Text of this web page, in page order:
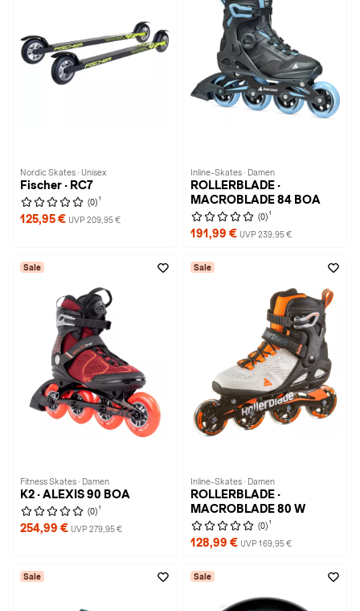
Nordic Skates · Unisex
Fischer · RC7
(0) 1
125,95 € UVP 209,95 €
Inline-Skates · Damen
ROLLERBLADE ·
MACROBLADE 84 BOA
(0) 1
191,99 € UVP 239,95 €
Sale
Fitness Skates · Damen
K2 · ALEXIS 90 BOA
(0) 1
254,99 € UVP 279,95 €
Sale
Inline-Skates · Damen
ROLLERBLADE ·
MACROBLADE 80 W
(0) 1
128,99 € UVP 169,95 €
Sale Sale